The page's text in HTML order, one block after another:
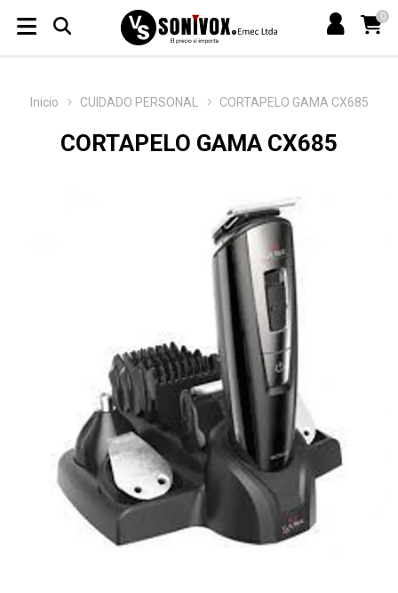
0
Inicio CUIDADO PERSONAL CORTAPELO GAMA CX685
CORTAPELO GAMA CX685